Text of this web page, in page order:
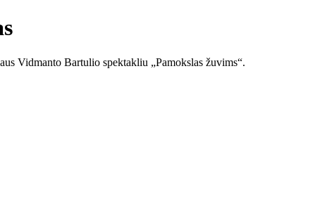
Vidmanto Bartulio spektakliu „Pamokslas žuvims“.